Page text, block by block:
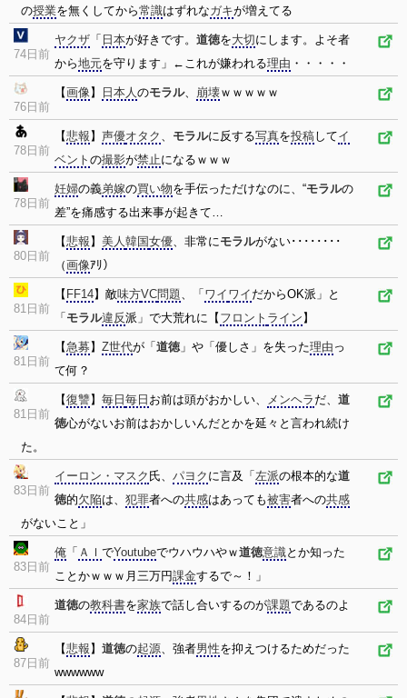
の授業を無くしてから常識はずれなガキが増えてる
74日前
ヤクザ 「 日本が好きです。 道徳を大切にします。よそ者
から地元を守ります」←これが嫌われる理由 ・・・・・
76日前
【画像】 日本人のモラル、 崩壊ｗｗｗｗｗ
78日前
【悲報 】 声優オタク 、 モラルに反する写真を投稿してイ
ベント の撮影が禁止になるｗｗｗ
78日前
妊婦の義弟嫁の買い物を手伝っただけなのに、“モラルの
差”を痛感する出来事が起きて…
80日前
【悲報 】 美人韓国女優、非常にモラルがない････････
（画像ｱﾘ）
81日前
【 FF14】敵味方VC問題、「 ワイ ワイ だからOK派」と
「 モラル違反派」で大荒れに【 フロント ライン 】
81日前
【急募 】 Z世代が「 道徳」や「優しさ」を失った理由 っ
て何？
81日前
【復讐 】 毎日 毎日 お前は頭がおかしい、 メンヘラ だ、 道
徳心がないお前はおかしいんだとかを延々と言われ続け
た。
83日前
イーロン・マスク 氏、 パヨク に言及「 左派の根本的な道
徳的欠陥は、 犯罪者への共感はあっても被害者への共感
がないこと」
83日前
俺 「 ＡＩ でYoutubeでウハウハやｗ道徳意識とか知った
ことかｗｗｗ月三万円課金するで～！」
84日前
道徳の教科書を家族で話し合いするのが課題であるのよ
87日前
【悲報 】 道徳の起源、強者男性を抑えつけるためだった
wwwwww